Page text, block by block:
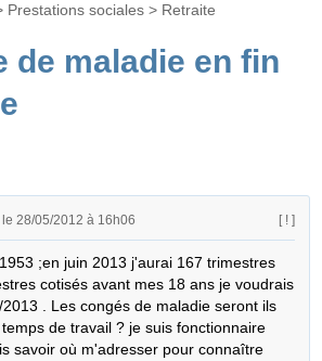
Prestations sociales > Retraite
de maladie en fin
le 28/05/2012 à 16h06 [ ! ]
;en juin 2013 j'aurai 167 trimestres
cotisés avant mes 18 ans je voudrais
. Les congés de maladie seront ils
de travail ? je suis fonctionnaire
savoir où m'adresser pour connaître